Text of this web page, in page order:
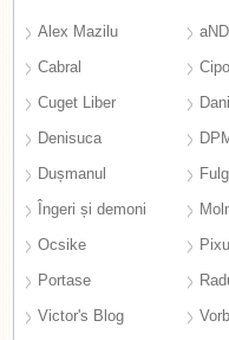
Alex Mazilu
Cabral
Cuget Liber
Denisuca
Dușmanul
Îngeri și demoni
Ocsike
Portase
Victor's Blog